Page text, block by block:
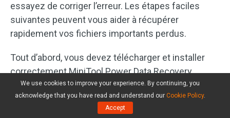
essayez de corriger l’erreur. Les étapes faciles
suivantes peuvent vous aider à récupérer
rapidement vos fichiers importants perdus.
Tout d’abord, vous devez télécharger et installer
correctement MiniTool Power Data Recovery.
MiniTool Power Data Recovery Trial
We use cookies to improve your experience. By continuing, you
acknowledge that you have read and understand our Cookie Policy.
Accept